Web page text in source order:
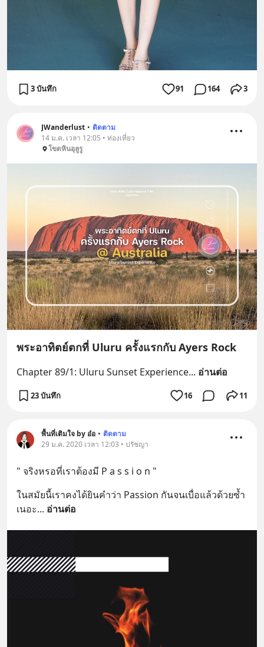
3 บันทึก 91 164 3
JWanderlust • ติดตาม
14 ม.ค. เวลา 12:05 • ท่องเที่ยว
โขดหินอุลูรู
พระอาทิตย์ตกที่ Uluru ครั้งแรกกับ Ayers Rock
Chapter 89/1: Uluru Sunset Experience... อ่านต่อ
23 บันทึก 16 11
พื้นที่เติมใจ by อ๋อ • ติดตาม
29 ม.ค. 2020 เวลา 12:03 • ปรัชญา
" จริงหรอที่เราต้องมี P a s s i o n "
ในสมัยนี้เราคงได้ยินคำว่า Passion กันจนเบื่อแล้วด้วยซ้ำ
เนอะ... อ่านต่อ